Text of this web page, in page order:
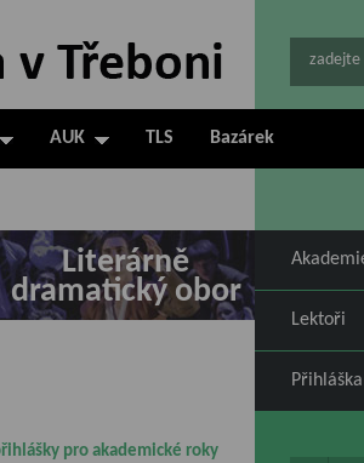
zadejte
AUK TLS Bazárek
Literárně
dramatický obor
pro akademické roky
Lektoři